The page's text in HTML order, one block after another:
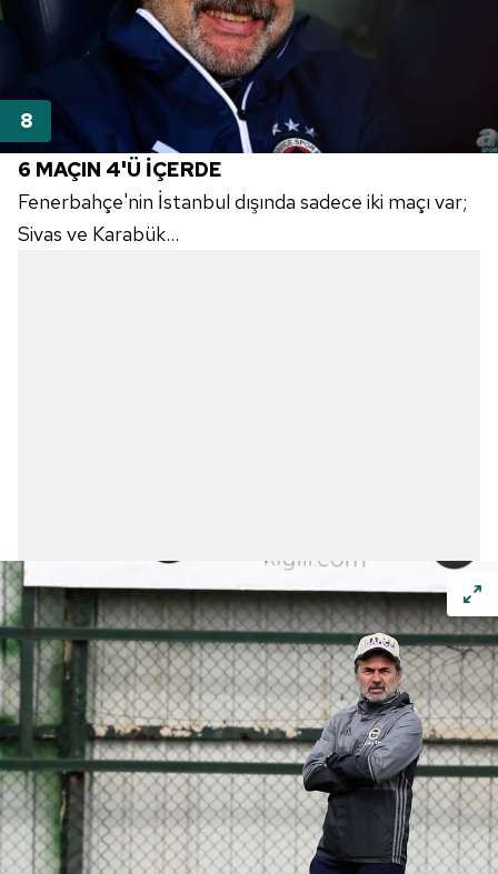
6 MAÇIN 4'Ü İÇERDE
Fenerbahçe'nin İstanbul dışında sadece iki maçı var;
Sivas ve Karabük...